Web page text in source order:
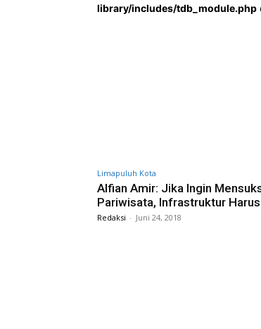
library/includes/tdb_module.php
Limapuluh Kota
Alfian Amir: Jika Ingin
Pariwisata, Infrastruktur
Redaksi - Juni 24, 2018